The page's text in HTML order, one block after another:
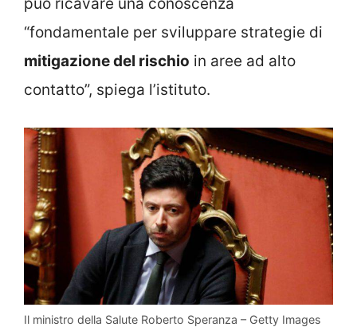
può ricavare una conoscenza
“fondamentale per sviluppare strategie di
mitigazione del rischio in aree ad alto
contatto”, spiega l’istituto.
Il ministro della Salute Roberto Speranza – Getty Images